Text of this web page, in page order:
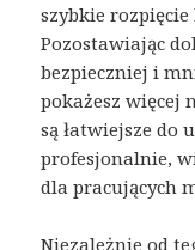
szybkie
Pozostawiając
bezpieczniej i
pokażesz więcej
są łatwiejsze do
profesjonalnie,
dla pracujących
Niezależnie od